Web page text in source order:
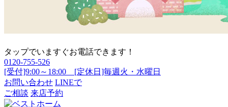
タップでいますぐお電話できます！
0120-755-526
[受付]9:00～18:00 [定休日]毎週火・水曜日
お問い合わせ LINEで
ご相談 来店予約